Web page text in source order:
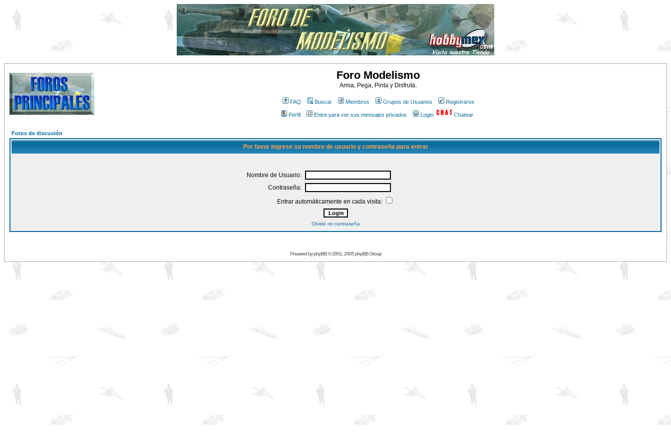
Foro Modelismo
Arma, Pega, Pinta y Disfruta.
FAQ Buscar Miembros Grupos de Usuarios Registrarse
Perfil Entre para ver sus mensajes privados Login Chatear
Foros de discusión
Por favor ingrese su nombre de usuario y contraseña para entrar
Nombre de Usuario:
Contraseña:
Entrar automáticamente en cada visita:
Olvidé mi contraseña
Powered byphpBB© 2001, 2005 phpBB Group